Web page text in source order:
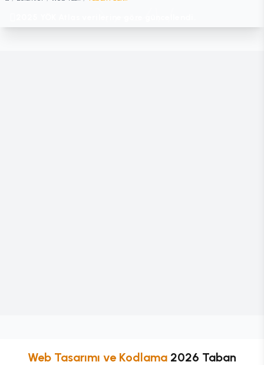
Web Tasarımı ve Kodlama 2026 Taban